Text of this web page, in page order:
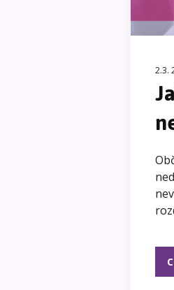
2.3.